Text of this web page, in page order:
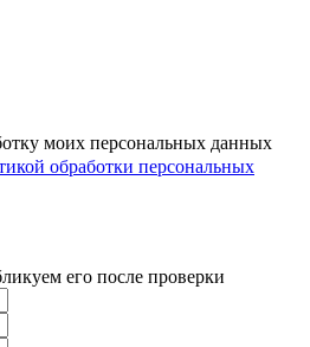
моих персональных данных
обработки персональных
его после проверки